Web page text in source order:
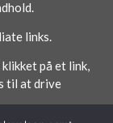
links.
på et link,
til at drive